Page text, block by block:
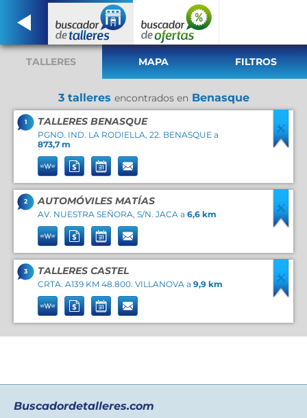
TALLERES MAPA FILTROS
3 talleres encontrados en Benasque
1 TALLERES BENASQUE
PGNO. IND. LA RODIELLA, 22. BENASQUE a
873,7 m
2 AUTOMÓVILES MATÍAS
AV. NUESTRA SEÑORA, S/N. JACA a 6,6 km
3 TALLERES CASTEL
CRTA. A139 KM 48.800. VILLANOVA a 9,9 km
Buscadordetalleres.com